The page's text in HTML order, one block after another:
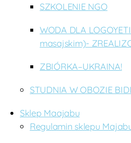
SZKOLENIE NGO
WODA DLA
masajskim)-
ZBIÓRKA–UKRAINA!
STUDNIA W OBOZIE
Sklep Maajabu
Regulamin sklepu